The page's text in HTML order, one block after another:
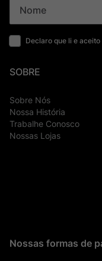
Declaro que li e
SOBRE
Sobre Nós
Nossa História
Trabalhe Conosco
Nossas Lojas
Nossas formas de